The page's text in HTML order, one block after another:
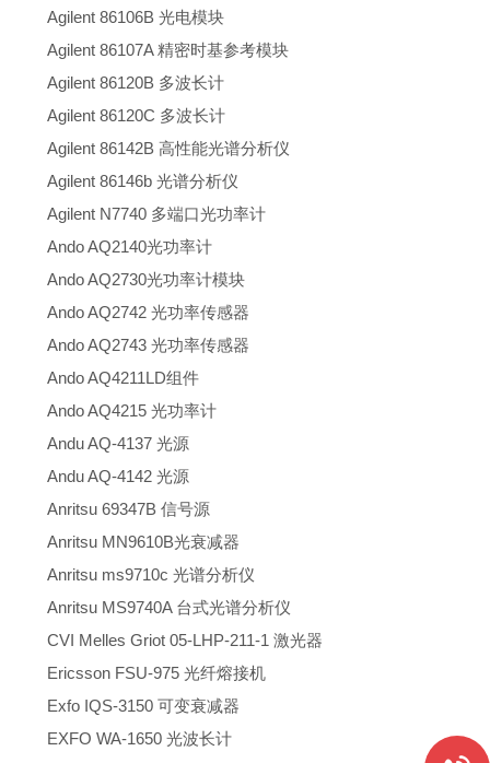
Agilent 86106B 光电模块
Agilent 86107A 精密时基参考模块
Agilent 86120B 多波长计
Agilent 86120C 多波长计
Agilent 86142B 高性能光谱分析仪
Agilent 86146b 光谱分析仪
Agilent N7740 多端口光功率计
Ando AQ2140光功率计
Ando AQ2730光功率计模块
Ando AQ2742 光功率传感器
Ando AQ2743 光功率传感器
Ando AQ4211LD组件
Ando AQ4215 光功率计
Andu AQ-4137 光源
Andu AQ-4142 光源
Anritsu 69347B 信号源
Anritsu MN9610B光衰减器
Anritsu ms9710c 光谱分析仪
Anritsu MS9740A 台式光谱分析仪
CVI Melles Griot 05-LHP-211-1 激光器
Ericsson FSU-975 光纤熔接机
Exfo IQS-3150 可变衰减器
EXFO WA-1650 光波长计